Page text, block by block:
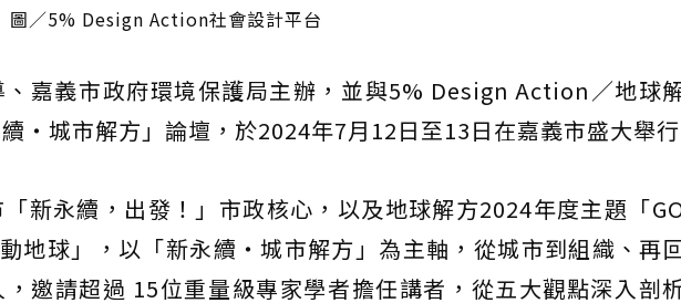
圖／5% Design Action社會設計平台
、嘉義市政府環境保護局主辦，並與5% Design Action／地球
・城市解方」論壇，於2024年7月12日至13日在嘉義市盛大舉行
新永續，出發！」市政核心，以及地球解方2024年度主題「
地球」，以「新永續・城市解方」為主軸，從城市到組織、再
邀請超過 15位重量級專家學者擔任講者，從五大觀點深入剖